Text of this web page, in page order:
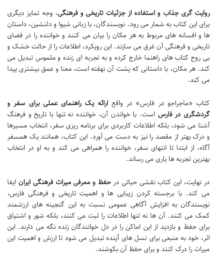
روایت گری جذاب و استفاده از جزئیات تاریخی و فرهنگی، وجه تمایز دیگری
برای این کتاب به شمار می رود. نویسندگان، با زبانی شیوا و دلنشین، داستان
ها و افسانه های مربوط به هر مکان را بیان می کنند و خواننده را در فضای
تاریخی و فرهنگی آن غرق می سازند. این رویکرد، اطلاعات را از حالت خشک و
بی روح کتاب های راهنما خارج کرده و به تجربه ای زنده و ملموس تبدیل می
کند. هر مکان، با داستانی که پشت آن نهفته است، معنا و عمق بیشتری پیدا
می کند.
کتاب «ماجراجو در فارس» در واقعارائه یک راهنمای عملی برای سفر و
گردشگری در فارس است. با خواندن آن، خواننده نه تنها با تاریخ و فرهنگ
آشنا می شود، بلکه اطلاعات کاربردی برای برنامه ریزی سفر، انتخاب مسیرها
و درک بهتر از مقصد را نیز به دست می آورد. این کتاب، همانند یک همسفر
آگاه، از ابتدا تا انتهای سفر، خواننده را همراهی می کند و به او در انتخاب
بهترین تجربه ها یاری می رساند.
در نهایت، این کتاب نقشی حیاتی در حفظ و معرفی میراث فرهنگی ایران ایفا
می کند. با برجسته کردن زیبایی ها و اهمیت تاریخی و فرهنگی فارس،
نویسندگان به افزایش آگاهی عمومی نسبت به این گنجینه های ارزشمند
کمک می کنند. آن ها نه تنها اطلاعات را ثبت می کنند، بلکه شور و اشتیاق
برای حفظ و بازدید از این اماکن را در دل خوانندگان زنده نگه می دارند. این
اثر، خود به منبعی برای نسل های آینده تبدیل می شود تا ارزش و اهمیت این
میراث را درک کنند و برای حفظ آن بکوشند.